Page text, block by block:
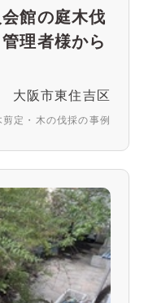
館の庭木伐
理者様から
大阪市東住吉区
定・木の伐採の事例